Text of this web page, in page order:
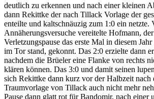
deutlich zu erkennen und nach einer kleinen
dann Rekittke der nach Tillack Vorlage der
enteilte und kaltschnäuzig zum 1:0 ein netzte.
Annäherungsversuche vereitelte Hofmann,
Verletzungspause das erste Mal in diesem
im Tor stand, gekonnt. Das 2:0 erzielte dann
nachdem die Brüeler eine Flanke von rechts
klären können. Das 3:0 und damit seinen
sich Rekittke dann kurz vor der Halbzeit nach
Traumvorlage von Tillack auch nicht mehr
Pause dann glatt rot für Bandomir, nach einer